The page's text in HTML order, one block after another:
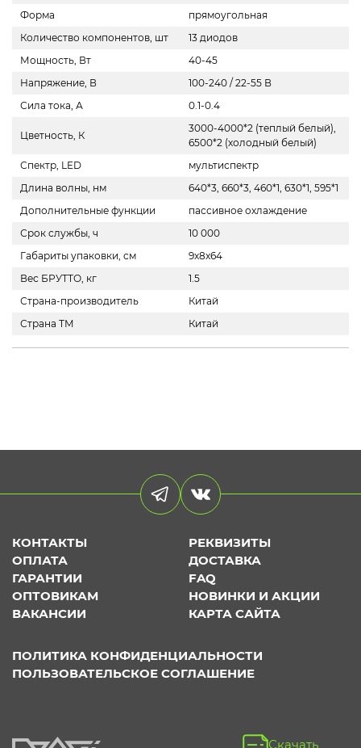
Форма
прямоугольная
Количество компонентов, шт
13 диодов
Мощность, Вт
40-45
Напряжение, В
100-240 / 22-55 В
Сила тока, А
0.1-0.4
Цветность, К
3000-4000*2 (теплый белый),
6500*2 (холодный белый)
Спектр, LED
мультиспектр
Длина волны, нм
640*3, 660*3, 460*1, 630*1, 595*1
Дополнительные функции
пассивное охлаждение
Срок службы, ч
10 000
Габариты упаковки, см
9x8x64
Вес БРУТТО, кг
1.5
Страна-производитель
Китай
Страна ТМ
Китай
КОНТАКТЫ
РЕКВИЗИТЫ
ОПЛАТА
ДОСТАВКА
ГАРАНТИИ
FAQ
ОПТОВИКАМ
НОВИНКИ И АКЦИИ
ВАКАНСИИ
КАРТА САЙТА
ПОЛИТИКА КОНФИДЕНЦИАЛЬНОСТИ
ПОЛЬЗОВАТЕЛЬСКОЕ СОГЛАШЕНИЕ
Скачать